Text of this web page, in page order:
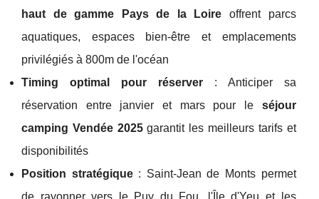
haut de gamme Pays de la Loire offrent parcs
aquatiques, espaces bien-être et emplacements
privilégiés à 800m de l'océan
Timing optimal pour réserver: Anticiper sa
réservation entre janvier et mars pour le séjour
camping Vendée 2025garantit les meilleurs tarifs et
disponibilités
Position stratégique: Saint-Jean de Monts permet
de rayonner vers le Puy du Fou, l'Île d'Yeu et les